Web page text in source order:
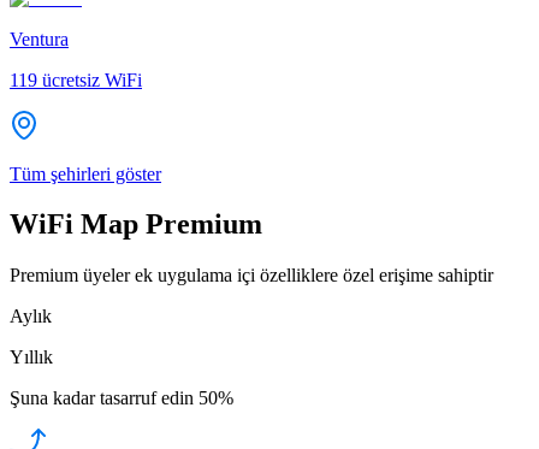
Ventura
119 ücretsiz WiFi
Tüm şehirleri göster
WiFi Map Premium
Premium üyeler ek uygulama içi özelliklere özel erişime sahiptir
Aylık
Yıllık
Şuna kadar tasarruf edin 50%